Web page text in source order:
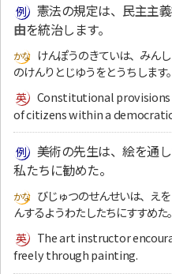
憲法の規定は、民主主
由を統治します。
けんぽうのきていは、みん
のけんりとじゆうをとうちします。
Constitutional
of citizens within a
美術の先生は、絵を通
私たちに勧めた。
びじゅつのせんせいは、え
んするようわたしたちにすすめた。
The art instructor
freely through painting.